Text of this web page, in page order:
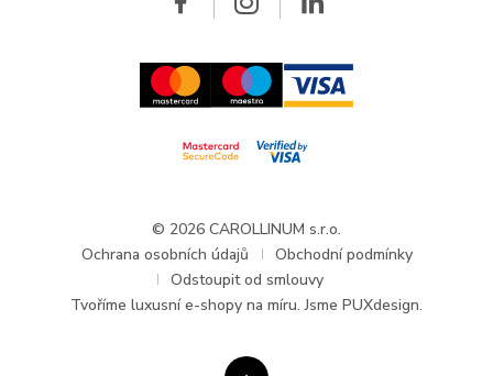
Aktuality a oznámení
© 2026 CAROLLINUM s.r.o.
Ochrana osobních údajů
Obchodní podmínky
Odstoupit od smlouvy
Tvoříme luxusní e-shopy na míru. Jsme PUXdesign.